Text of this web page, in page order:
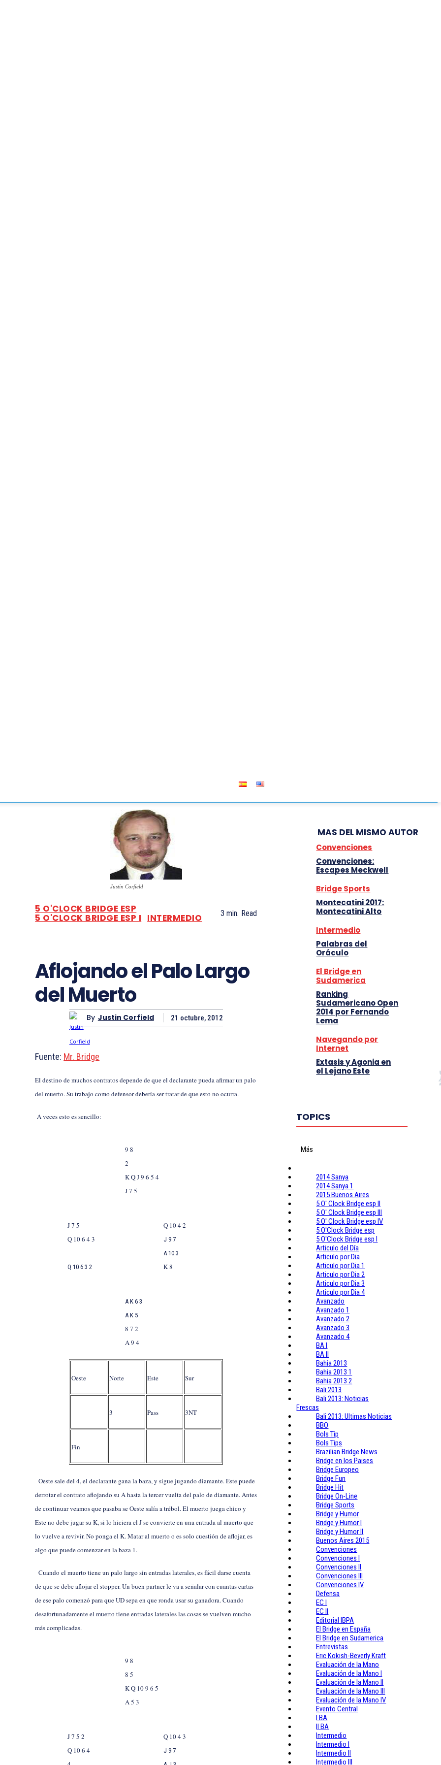
Justin Corfield
5 O'CLOCK BRIDGE ESP
5 O'CLOCK BRIDGE ESP I INTERMEDIO 3 min. Read
Aflojando el Palo Largo
del Muerto
By Justin Corfield 21 octubre, 2012
Fuente: Mr. Bridge
El destino de muchos contratos depende de que el declarante pueda afirmar un palo
del muerto. Su trabajo como defensor debería ser tratar de que esto no ocurra.
A veces esto es sencillo:
9 8
2
K Q J 9 6 5 4
J 7 5
J 7 5
Q 10 6 4 3
Q 10 6 3 2
Q 10 4 2
J 9 7
A 10 3
K 8
A K 6 3
A K 5
8 7 2
A 9 4
Oeste Norte Este Sur
3 Pass 3NT
Fin
Oeste sale del4, el declarante gana la baza, y sigue jugando diamante. Este puede
derrotar el contrato aflojando suA hasta la tercer vuelta del palo de diamante. Antes
de continuar veamos que pasaba se Oeste salía a trébol. El muerto juega chico y
Este no debe jugar suK, si lo hiciera elJ se convierte en una entrada al muerto que
lo vuelve a revivir. No ponga elK. Matar al muerto o es solo cuestión de aflojar, es
algo que puede comenzar en la baza 1.
Cuando el muerto tiene un palo largo sin entradas laterales, es fácil darse cuenta
de que se debe aflojar el stopper. Un buen partner le va a señalar con cuantas cartas
de ese palo comenzó para que UD sepa en que ronda usar su ganadora. Cuando
desafortunadamente el muerto tiene entradas laterales las cosas se vuelven mucho
más complicadas.
9 8
8 5
K Q 10 9 6 5
A 5 3
J 7 5 2
Q 10 6 4
Q 10 4 3
J 9 7
MAS DEL MISMO AUTOR
Convenciones
Convenciones:
Escapes Meckwell
Bridge Sports
Montecatini 2017:
Montecatini Alto
Intermedio
Palabras del
Oráculo
El Bridge en
Sudamerica
Ranking
Sudamericano Open
2014 por Fernando
Lema
Navegando por
Internet
Extasis y Agonia en
el Lejano Este
TOPICS
Más
2014 Sanya
2014 Sanya 1
2015 Buenos Aires
5 O' Clock Bridge esp II
5 O' Clock Bridge esp III
5 O' Clock Bridge esp IV
5 O'Clock Bridge esp
5 O'Clock Bridge esp I
Articulo del Día
Articulo por Dia
Articulo por Dia 1
Articulo por Dia 2
Articulo por Dia 3
Articulo por Dia 4
Avanzado
Avanzado 1
Avanzado 2
Avanzado 3
Avanzado 4
BA I
BA II
Bahia 2013
Bahia 2013 1
Bahia 2013 2
Bali 2013
Bali 2013: Noticias
Frescas
Bali 2013: Ultimas Noticias
BBO
Bols Tip
Bols Tips
Brazilian Bridge News
Bridge en los Paises
Bridge Europeo
Bridge Fun
Bridge Hit
Bridge On-Line
Bridge Sports
Bridge y Humor
Bridge y Humor I
Bridge y Humor II
Buenos Aires 2015
Convenciones
Convenciones I
Convenciones II
Convenciones III
Convenciones IV
Defensa
EC I
EC II
Editorial IBPA
El Bridge en España
El Bridge en Sudamerica
Entrevistas
Eric Kokish-Beverly Kraft
Evaluación de la Mano
Evaluación de la Mano I
Evaluación de la Mano II
Evaluación de la Mano III
Evaluación de la Mano IV
Evento Central
I BA
II BA
Intermedio
Intermedio I
Intermedio II
Intermedio III